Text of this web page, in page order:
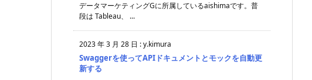
データマーケティングGに所属しているaishimaです。普
段は Tableau、 ...
2023 年 3 月 28 日 :y.kimura
Swaggerを使ってAPIドキュメントとモックを自動更
新する